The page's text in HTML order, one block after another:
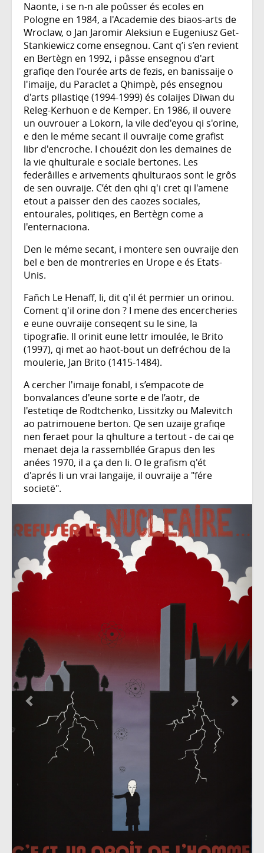
Naonte, i se n-n ale poûsser és ecoles en
Pologne en 1984, a l'Academie des biaos-arts de
Wroclaw, o Jan Jaromir Aleksiun e Eugeniusz Get-
Stankiewicz come ensegnou. Cant q’i s’en revient
en Bertègn en 1992, i pâsse ensegnou d'art
grafiqe den l'ourée arts de fezis, en banissaije o
l'imaije, du Paraclet a Qhimpè, pés ensegnou
d'arts pllastiqe (1994-1999) és colaijes Diwan du
Releg-Kerhuon e de Kemper. En 1986, il ouvere
un ouvrouer a Lokorn, la vile ded'eyou qi s'orine,
e den le méme secant il ouvraije come grafist
libr d'encroche. I chouézit don les demaines de
la vie qhulturale e sociale bertones. Les
federâilles e arivements qhulturaos sont le grôs
de sen ouvraije. C’ét den qhi q'i cret qi l'amene
etout a paisser den des caozes sociales,
entourales, politiqes, en Bertègn come a
l'enternaciona.
Den le méme secant, i montere sen ouvraije den
bel e ben de montreries en Urope e és Etats-
Unis.
Fañch Le Henaff, li, dit q'il ét permier un orinou.
Coment q'il orine don ? I mene des encercheries
e eune ouvraije conseqent su le sine, la
tipografie. Il orinit eune lettr imoulée, le Brito
(1997), qi met ao haot-bout un defréchou de la
moulerie, Jan Brito (1415-1484).
A cercher l'imaije fonabl, i s’empacote de
bonvalances d'eune sorte e de l’aotr, de
l'estetiqe de Rodtchenko, Lissitzky ou Malevitch
ao patrimouene berton. Qe sen uzaije grafiqe
nen feraet pour la qhulture a tertout - de cai qe
menaet deja la rassembllée Grapus den les
anées 1970, il a ça den li. O le grafism q'ét
d'aprés li un vrai langaije, il ouvraije a "fére
societë".